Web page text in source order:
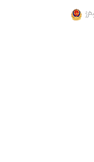
沪